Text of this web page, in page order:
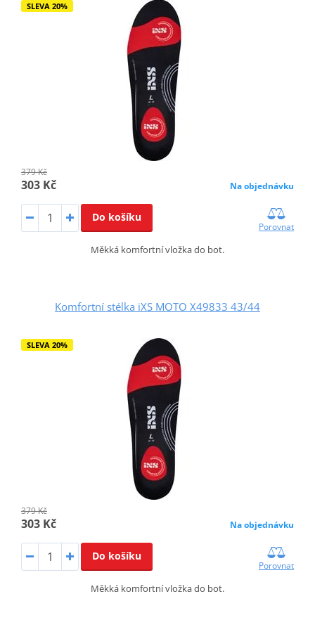
SLEVA 20%
379 Kč
303 Kč Na objednávku
Do košíku
Porovnat
Měkká komfortní vložka do bot.
Komfortní stélka iXS MOTO X49833 43/44
SLEVA 20%
379 Kč
303 Kč Na objednávku
Do košíku
Porovnat
Měkká komfortní vložka do bot.